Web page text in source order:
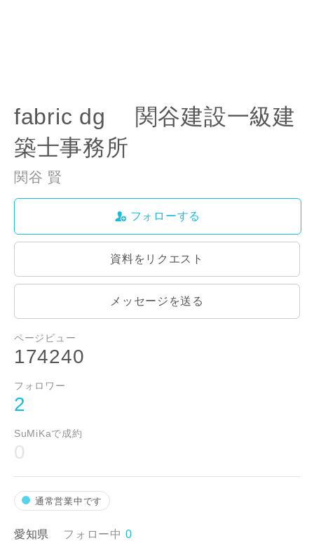
fabric dg 関谷建設一級建
築士事務所
関谷 賢
フォローする
資料をリクエスト
メッセージを送る
ページビュー
174240
フォロワー
2
SuMiKaで成約
0
通常営業中です
愛知県 フォロー中 0
メールアドレス